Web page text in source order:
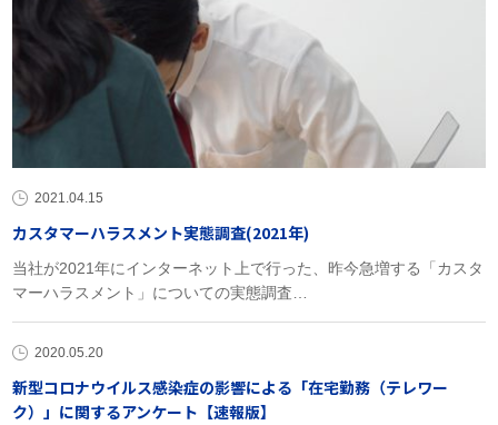
2021.04.15
カスタマーハラスメント実態調査(2021年)
当社が2021年にインターネット上で行った、昨今急増する「カスタ
マーハラスメント」についての実態調査…
2020.05.20
新型コロナウイルス感染症の影響による「在宅勤務（テレワー
ク）」に関するアンケート【速報版】